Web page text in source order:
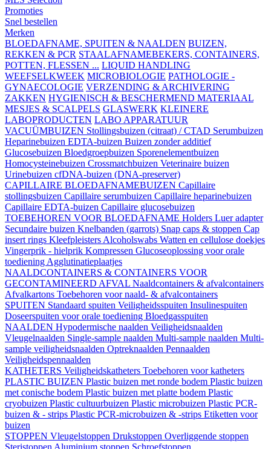
Promoties
Snel bestellen
Merken
BLOEDAFNAME, SPUITEN & NAALDEN BUIZEN,
REKKEN & PCR STAALAFNAMEBEKERS, CONTAINERS,
POTTEN, FLESSEN ... LIQUID HANDLING
WEEFSELKWEEK MICROBIOLOGIE PATHOLOGIE -
GYNAECOLOGIE VERZENDING & ARCHIVERING
ZAKKEN HYGIENISCH & BESCHERMEND MATERIAAL
MESJES & SCALPELS GLASWERK KLEINERE
LABOPRODUCTEN LABO APPARATUUR
VACUÜMBUIZEN Stollingsbuizen (citraat) / CTAD Serumbuizen
Heparinebuizen EDTA-buizen Buizen zonder additief
Glucosebuizen Bloedgroepbuizen Sporenelementbuizen
Homocysteinebuizen Crossmatchbuizen Veterinaire buizen
Urinebuizen cfDNA-buizen (DNA-preserver)
CAPILLAIRE BLOEDAFNAMEBUIZEN Capillaire
stollingsbuizen Capillaire serumbuizen Capillaire heparinebuizen
Capillaire EDTA-buizen Capillaire glucosebuizen
TOEBEHOREN VOOR BLOEDAFNAME Holders Luer adapter
Secundaire buizen Knelbanden (garrots) Snap caps & stoppen Cap
insert rings Kleefpleisters Alcoholswabs Watten en cellulose doekjes
Vingerprik - hielprik Kompressen Glucoseoplossing voor orale
toediening Agglutinatieplaatjes
NAALDCONTAINERS & CONTAINERS VOOR
GECONTAMINEERD AFVAL Naaldcontainers & afvalcontainers
Afvalkartons Toebehoren voor naald- & afvalcontainers
SPUITEN Standaard spuiten Veiligheidsspuiten Insulinespuiten
Doseerspuiten voor orale toediening Bloedgasspuiten
NAALDEN Hypodermische naalden Veiligheidsnaalden
Vleugelnaalden Single-sample naalden Multi-sample naalden Multi-
sample veiligheidsnaalden Optreknaalden Pennaalden
Veiligheidspennaalden
KATHETERS Veiligheidskatheters Toebehoren voor katheters
PLASTIC BUIZEN Plastic buizen met ronde bodem Plastic buizen
met conische bodem Plastic buizen met platte bodem Plastic
cryobuizen Plastic cultuurbuizen Plastic microbuizen Plastic PCR-
buizen & - strips Plastic PCR-microbuizen & -strips Etiketten voor
buizen
STOPPEN Vleugelstoppen Drukstoppen Overliggende stoppen